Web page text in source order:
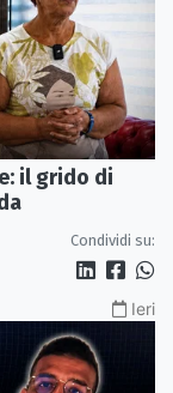
il grido di
Condividi su:
Ieri